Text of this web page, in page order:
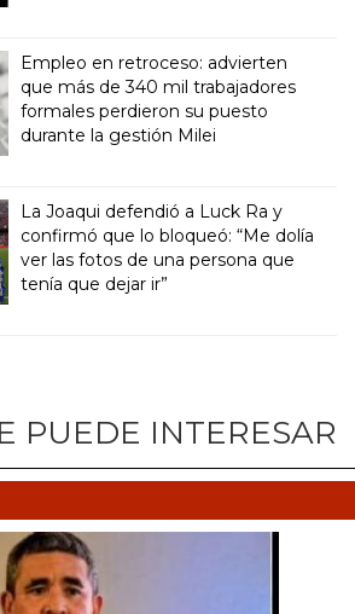
Empleo en retroceso: advierten
que más de 340 mil trabajadores
formales perdieron su puesto
durante la gestión Milei
La Joaqui defendió a Luck Ra y
confirmó que lo bloqueó: “Me dolía
ver las fotos de una persona que
tenía que dejar ir”
PUEDE INTERESAR